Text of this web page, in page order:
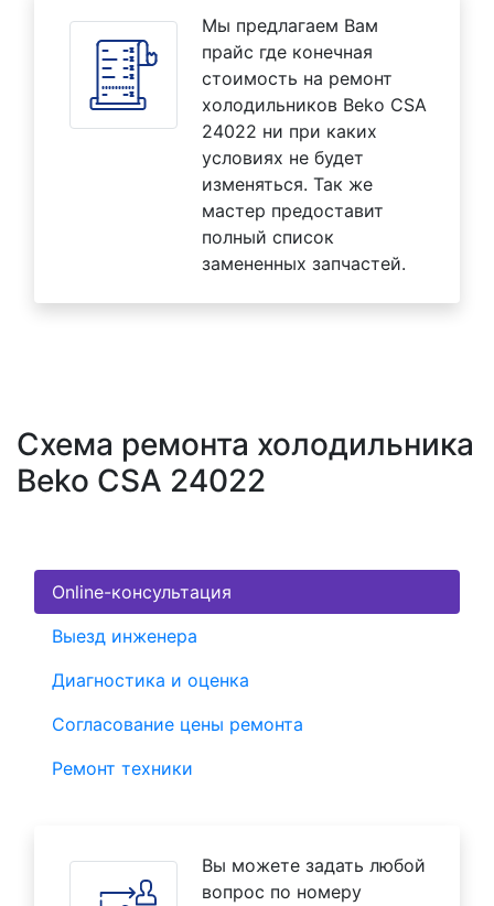
Мы предлагаем Вам
прайс где конечная
стоимость на ремонт
холодильников Beko CSA
24022 ни при каких
условиях не будет
изменяться. Так же
мастер предоставит
полный список
замененных запчастей.
Схема ремонта холодильника
Beko CSA 24022
Online-консультация
Выезд инженера
Диагностика и оценка
Согласование цены ремонта
Ремонт техники
Вы можете задать любой
вопрос по номеру